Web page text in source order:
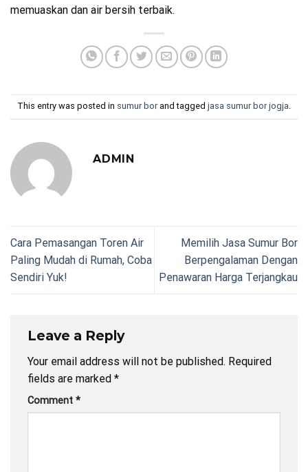
memuaskan dan air bersih terbaik.
This entry was posted in sumur bor and tagged jasa sumur bor jogja
ADMIN
Cara Pemasangan Toren Air
Paling Mudah di Rumah, Coba
Sendiri Yuk!
Memilih Jasa Sumur Bor
Berpengalaman Dengan
Penawaran Harga Terjangkau
Leave a Reply
Your email address will not be published. Required
fields are marked *
Comment *